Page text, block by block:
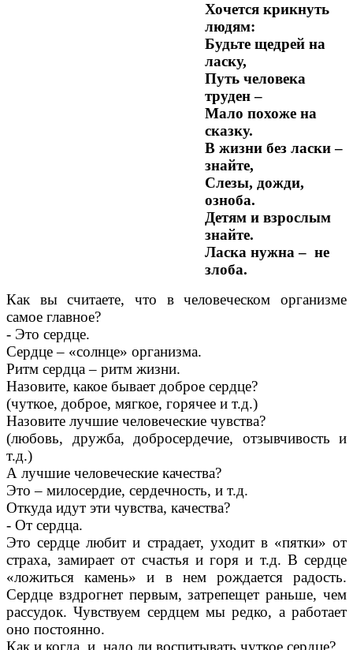
Хочется крикнуть
людям:
Будьте щедрей на
ласку,
Путь человека
труден –
Мало похоже на
сказку.
В жизни без ласки –
знайте,
Слезы, дожди,
озноба.
Детям и взрослым
знайте.
Ласка нужна – не
злоба.
Как вы считаете, что в человеческом организме
самое главное?
- Это сердце.
Сердце – «солнце» организма.
Ритм сердца – ритм жизни.
Назовите, какое бывает доброе сердце?
(чуткое, доброе, мягкое, горячее и т.д.)
Назовите лучшие человеческие чувства?
(любовь, дружба, добросердечие, отзывчивость и
т.д.)
А лучшие человеческие качества?
Это – милосердие, сердечность, и т.д.
Откуда идут эти чувства, качества?
- От сердца.
Это сердце любит и страдает, уходит в «пятки» от
страха, замирает от счастья и горя и т.д. В сердце
«ложиться камень» и в нем рождается радость.
Сердце вздрогнет первым, затрепещет раньше, чем
рассудок. Чувствуем сердцем мы редко, а работает
оно постоянно.